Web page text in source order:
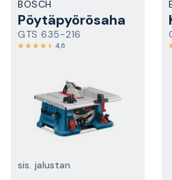
BOSCH
Pöytäpyörösaha
GTS 635-216
4,6
sis. jalustan